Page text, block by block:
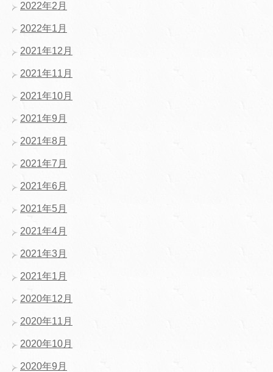
2022年2月
2022年1月
2021年12月
2021年11月
2021年10月
2021年9月
2021年8月
2021年7月
2021年6月
2021年5月
2021年4月
2021年3月
2021年1月
2020年12月
2020年11月
2020年10月
2020年9月